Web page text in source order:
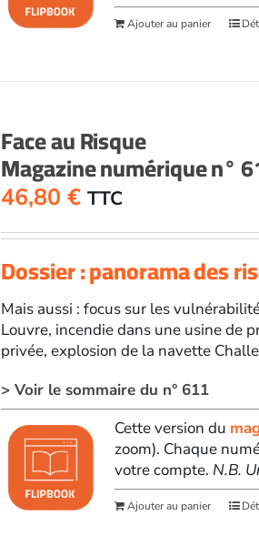
Ajouter au panier
Face au Risque
Magazine numérique n°
46,80€ TTC
Dossier : panorama des
Mais aussi : focus sur les
Louvre, incendie dans une usine de
privée, explosion de la navette
> Voir le sommaire du n° 611
Cette version du
zoom). Chaque
votre compte. N.B.
Ajouter au panier